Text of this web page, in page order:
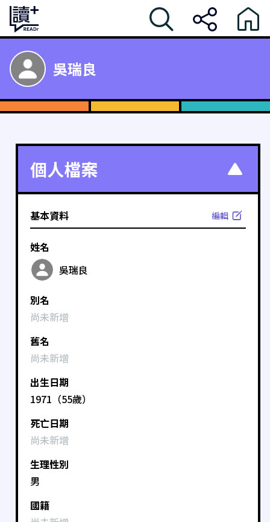
吳瑞良
個人檔案
基本資料 編輯
姓名
吳瑞良
別名
尚未新增
舊名
尚未新增
出生日期
1971（55歲）
死亡日期
尚未新增
生理性別
男
國籍